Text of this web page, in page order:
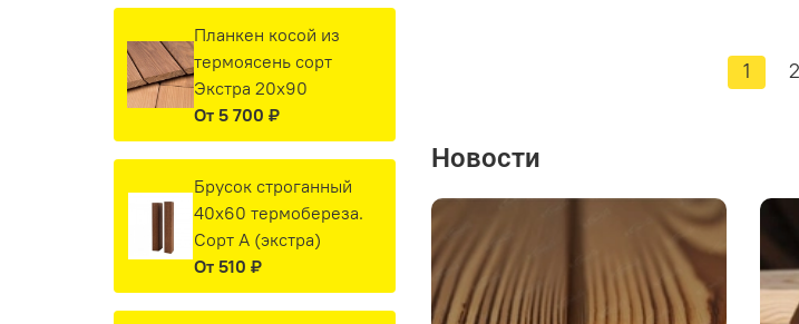
1 2
Новости
Планкен косой из
термоясень сорт
Экстра 20х90
От 5 700 ₽
Брусок строганный
40х60 термобереза.
Сорт А (экстра)
От 510 ₽